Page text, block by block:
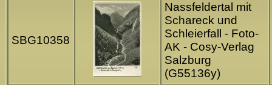
SBG10358
Nassfeldertal mit
Schareck und
Schleierfall - Foto-
AK - Cosy-Verlag
Salzburg
(G55136y)